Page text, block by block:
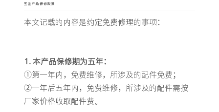
五金产品保修政策
本文记载的内容是约定免费修理的事项：
1. 本产品保修期为五年：
①第一年内，免费维修，所涉及的配件免费；
②一年后五年内，免费维修，所涉及的配件需按
厂家价格收取配件费。